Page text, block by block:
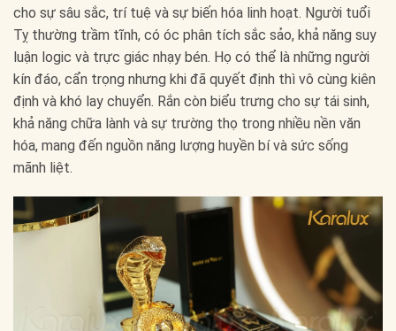
cho sự sâu sắc, trí tuệ và sự biến hóa linh hoạt. Người tuổi
Tỵ thường trầm tĩnh, có óc phân tích sắc sảo, khả năng suy
luận logic và trực giác nhạy bén. Họ có thể là những người
kín đáo, cẩn trọng nhưng khi đã quyết định thì vô cùng kiên
định và khó lay chuyển. Rắn còn biểu trưng cho sự tái sinh,
khả năng chữa lành và sự trường thọ trong nhiều nền văn
hóa, mang đến nguồn năng lượng huyền bí và sức sống
mãnh liệt.